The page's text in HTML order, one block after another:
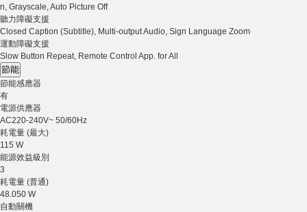
n, Grayscale, Auto Picture Off
聽力障礙支援
Closed Caption (Subtitle), Multi-output Audio, Sign Language Zoom
運動障礙支援
Slow Button Repeat, Remote Control App. for All
節能
節能感應器
有
電源供應器
AC220-240V~ 50/60Hz
耗電量 (最大)
115 W
能源效益級別
3
耗電量 (普通)
48.050 W
自動關機